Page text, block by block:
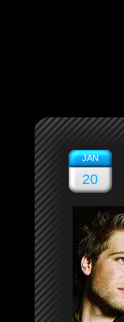
JAN
20